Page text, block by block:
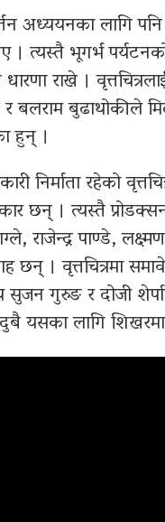
अध्ययनका लागि
त्यस्तै भूगर्भ
राखे ।
बलराम बुढाथोकीले
हुन् ।
निर्माता रहेको
छन् । त्यस्तै
राजेन्द्र पाण्डे,
छन् । वृत्तचित्रमा
गुरुङ र दोजी
यसका लागि